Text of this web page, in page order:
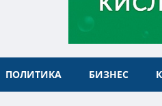
ПОЛИТИКА БИЗНЕС